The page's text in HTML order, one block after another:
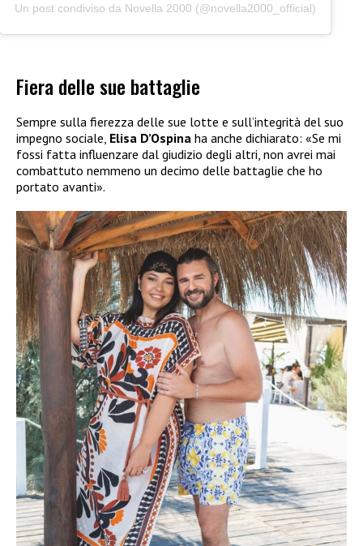
Un post condiviso da Novella 2000 (@novella2000_official)
Fiera delle sue battaglie
Sempre sulla fierezza delle sue lotte e sull’integrità del suo
impegno sociale, Elisa D’Ospina ha anche dichiarato: «Se mi
fossi fatta influenzare dal giudizio degli altri, non avrei mai
combattuto nemmeno un decimo delle battaglie che ho
portato avanti».